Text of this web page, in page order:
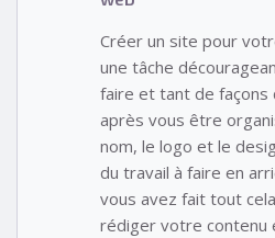
Créer un site pour
une tâche
faire et tant de façons
après vous être
nom, le logo et le
du travail à faire en
vous avez fait tout
rédiger votre contenu